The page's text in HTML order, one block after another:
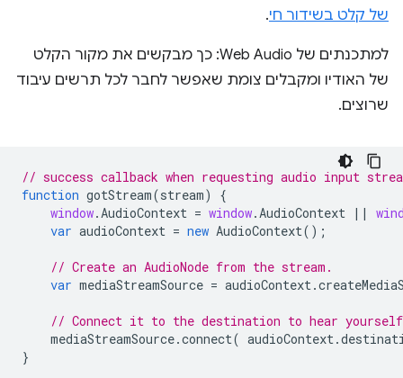
של קלט בשידור חי.
למתכנתים של Web Audio: כך מבקשים את מקור הקלט
של האודיו ומקבלים צומת שאפשר לחבר לכל תרשים עיבוד
שרוצים.
// success callback when requesting audio input
function gotStream(stream)
{
window.AudioContext = window.AudioContext ||
var audioContext = new AudioContext();
// Create an AudioNode from the stream.
var mediaStreamSource = audioContext.
// Connect it to the destination to hear
mediaStreamSource.connect( audioContext.
}